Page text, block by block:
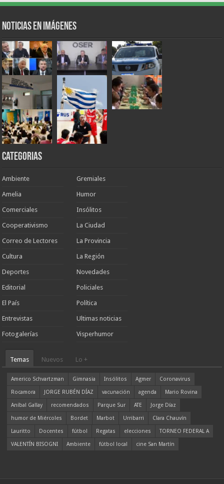
Noticias en Imágenes
Categorias
Ambiente
Amelia
Comerciales
Cooperativismo
Correo de Lectores
Cultura
Deportes
Editorial
El País
Entrevistas
Fotogalerías
Gremiales
Humor
Insólitos
La Ciudad
La Provincia
La Región
Novedades
Policiales
Política
Ultimas noticias
Visperhumor
Temas Nuevos Lo +
Americo Schvartzman Gimnasia Insólitos Agmer
Coronavirus
Rocamora
JORGE RUBÉN DÍAZ vacunación agenda
Mario Rovina
Aníbal Gallay
recomendados Parque Sur ATE
Jorge Díaz
humor de Miércoles
Bordet Marbot Urribarri
Clara Chauvín
Lauritto
Docentes fútbol Regatas elecciones
TORNEO FEDERAL A
VALENTÍN BISOGNI
Ambiente fútbol local cine San Martín